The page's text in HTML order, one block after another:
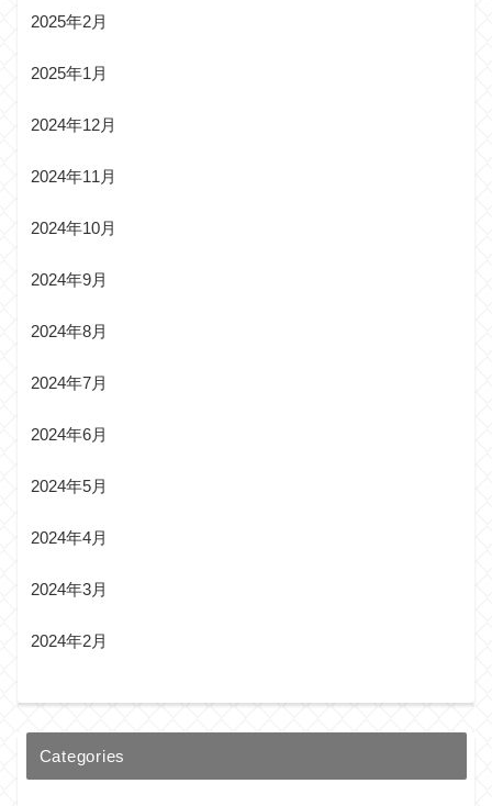
2025年2月
2025年1月
2024年12月
2024年11月
2024年10月
2024年9月
2024年8月
2024年7月
2024年6月
2024年5月
2024年4月
2024年3月
2024年2月
Categories